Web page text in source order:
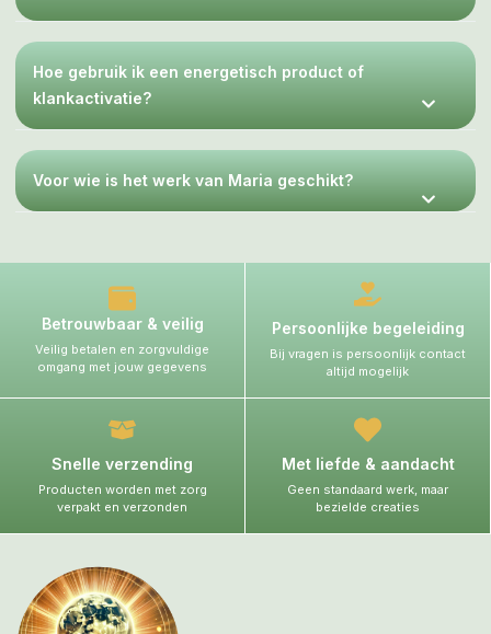
Hoe gebruik ik een energetisch product of
klankactivatie?
Voor wie is het werk van Maria geschikt?
Betrouwbaar & veilig
Veilig betalen en zorgvuldige
omgang met jouw gegevens
Persoonlijke begeleiding
Bij vragen is persoonlijk contact
altijd mogelijk
Snelle verzending
Producten worden met zorg
verpakt en verzonden
Met liefde & aandacht
Geen standaard werk, maar
bezielde creaties